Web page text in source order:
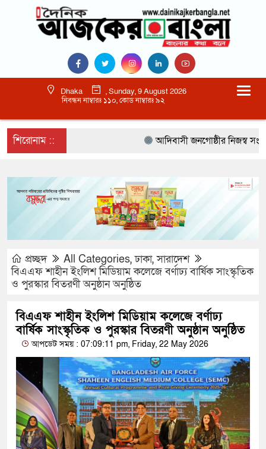
Dhaka
, Sunday, 9 August 2026
নিবন্ধন নাম্বারঃ ১১০, কোড নাম্বারঃ ৯২
শিরোনাম :: আদিবাসী জনগোষ্ঠীর নিজস্ব
প্রচ্ছদ All Categories,ঢাকা,সারাদেশ
বিএএফ শাহীন ইংলিশ মিডিয়াম কলেজে বর্ণাঢ্য বার্ষিক সাংস্কৃতিক
ও পুরস্কার বিতরণী অনুষ্ঠান অনুষ্ঠিত
বিএএফ শাহীন ইংলিশ মিডিয়াম কলেজে বর্ণাঢ্য
বার্ষিক সাংস্কৃতিক ও পুরস্কার বিতরণী অনুষ্ঠান অনুষ্ঠিত
আপডেট সময় : 07:09:11 pm, Friday, 22 May 2026